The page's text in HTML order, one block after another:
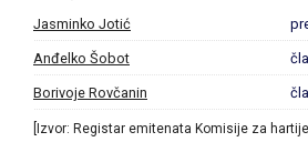
Jasminko Jotić
Anđelko Šobot
Borivoje Rovčanin
[Izvor: Registar emitenata Komisije za